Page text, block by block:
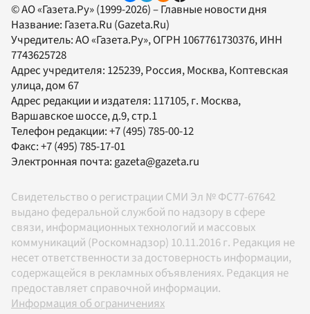
© АО «Газета.Ру» (1999-2026) – Главные новости дня
Название: Газета.Ru (Gazeta.Ru)
Учредитель:АО «Газета.Ру», ОГРН 1067761730376, ИНН
7743625728
Адрес учредителя: 125239, Россия, Москва, Коптевская
улица, дом 67
Адрес редакции и издателя: 117105, г. Москва,
Варшавское шоссе, д.9, стр.1
Телефон редакции:+7 (495) 785-00-12
Факс:+7 (495) 785-17-01
Электронная почта: gazeta@gazeta.ru
Свидетельство о регистрации СМИ Эл № ФС77-67642
выдано федеральной службой по надзору в сфере
связи, информационных технологий и массовых
коммуникаций (Роскомнадзор) 10.11.2016 г. Редакция не
несет ответственности за достоверность информации,
содержащейся в рекламных объявлениях. Редакция не
предоставляет справочной информации.
Информация об ограничениях